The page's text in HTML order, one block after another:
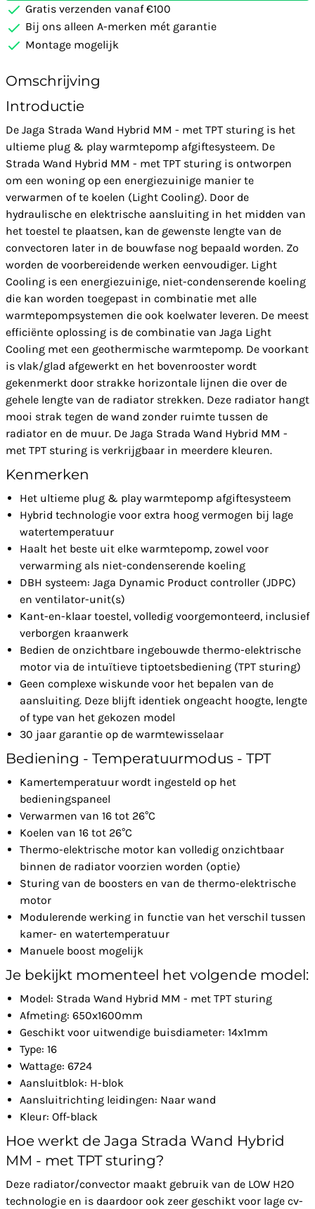
Gratis verzenden vanaf €100
Bij ons alleen A-merken mét garantie
Montage mogelijk
Omschrijving
Introductie
De Jaga Strada Wand Hybrid MM - met TPT sturing is het
ultieme plug & play warmtepomp afgiftesysteem. De
Strada Wand Hybrid MM - met TPT sturing is ontworpen
om een woning op een energiezuinige manier te
verwarmen of te koelen (Light Cooling). Door de
hydraulische en elektrische aansluiting in het midden van
het toestel te plaatsen, kan de gewenste lengte van de
convectoren later in de bouwfase nog bepaald worden. Zo
worden de voorbereidende werken eenvoudiger. Light
Cooling is een energiezuinige, niet-condenserende koeling
die kan worden toegepast in combinatie met alle
warmtepompsystemen die ook koelwater leveren. De meest
efficiënte oplossing is de combinatie van Jaga Light
Cooling met een geothermische warmtepomp. De voorkant
is vlak/glad afgewerkt en het bovenrooster wordt
gekenmerkt door strakke horizontale lijnen die over de
gehele lengte van de radiator strekken. Deze radiator hangt
mooi strak tegen de wand zonder ruimte tussen de
radiator en de muur. De Jaga Strada Wand Hybrid MM -
met TPT sturing is verkrijgbaar in meerdere kleuren.
Kenmerken
Het ultieme plug & play warmtepomp afgiftesysteem
Hybrid technologie voor extra hoog vermogen bij lage
watertemperatuur
Haalt het beste uit elke warmtepomp, zowel voor
verwarming als niet-condenserende koeling
DBH systeem: Jaga Dynamic Product controller (JDPC)
en ventilator-unit(s)
Kant-en-klaar toestel, volledig voorgemonteerd, inclusief
verborgen kraanwerk
Bedien de onzichtbare ingebouwde thermo-elektrische
motor via de intuïtieve tiptoetsbediening (TPT sturing)
Geen complexe wiskunde voor het bepalen van de
aansluiting. Deze blijft identiek ongeacht hoogte, lengte
of type van het gekozen model
30 jaar garantie op de warmtewisselaar
Bediening - Temperatuurmodus - TPT
Kamertemperatuur wordt ingesteld op het
bedieningspaneel
Verwarmen van 16 tot 26°C
Koelen van 16 tot 26°C
Thermo-elektrische motor kan volledig onzichtbaar
binnen de radiator voorzien worden (optie)
Sturing van de boosters en van de thermo-elektrische
motor
Modulerende werking in functie van het verschil tussen
kamer- en watertemperatuur
Manuele boost mogelijk
Je bekijkt momenteel het volgende model:
Model: Strada Wand Hybrid MM - met TPT sturing
Afmeting: 650x1600mm
Geschikt voor uitwendige buisdiameter: 14x1mm
Type: 16
Wattage: 6724
Aansluitblok: H-blok
Aansluitrichting leidingen: Naar wand
Kleur: Off-black
Hoe werkt de Jaga Strada Wand Hybrid
MM - met TPT sturing?
Deze radiator/convector maakt gebruik van de LOW H2O
technologie en is daardoor ook zeer geschikt voor lage cv-